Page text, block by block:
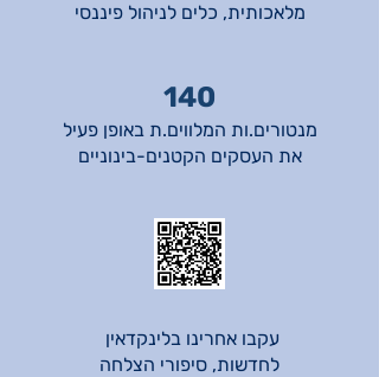
מלאכותית, כלים לניהול פיננסי
140
מנטורים.ות המלווים.ת באופן פעיל
את העסקים הקטנים-בינוניים
עקבו אחרינו בלינקדאין
לחדשות, סיפורי הצלחה